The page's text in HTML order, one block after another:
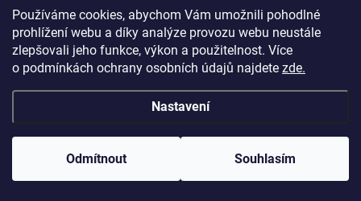
Používáme cookies, abychom Vám umožnili pohodlné
prohlížení webu a díky analýze provozu webu neustále
zlepšovali jeho funkce, výkon a použitelnost. Více
o podmínkách ochrany osobních údajů najdete zde.
Nastavení
Odmítnout Souhlasím
KONTAKT
https://www.facebook.com/himotocz